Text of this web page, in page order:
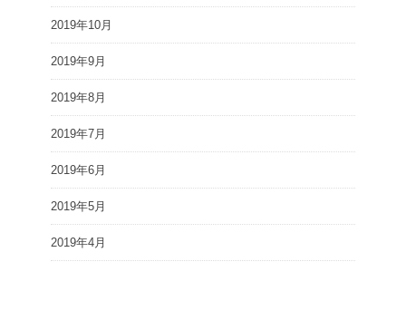
2019年10月
2019年9月
2019年8月
2019年7月
2019年6月
2019年5月
2019年4月